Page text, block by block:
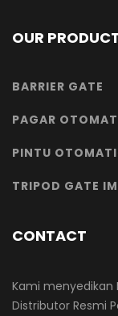
OUR
BARRIER GATE
PAGAR
PINTU
TRIPOD GATE
CONTACT
Kami menyedikan
Distributor Resmi